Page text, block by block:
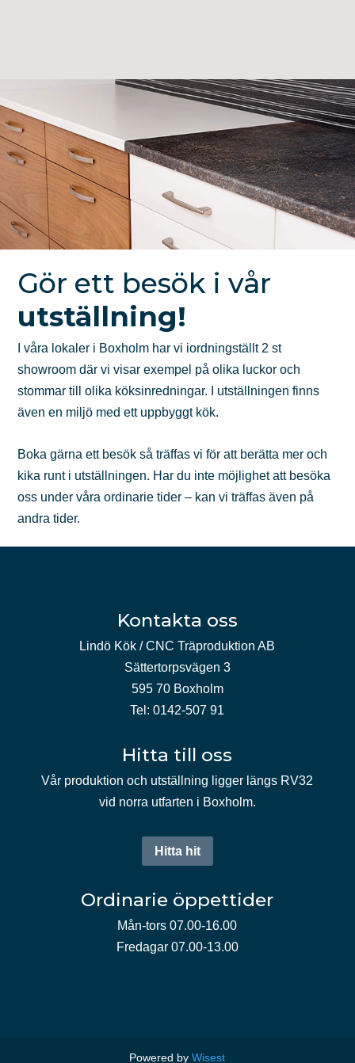
Gör ett besök i vår
utställning!
I våra lokaler i Boxholm har vi iordningställt 2 st
showroom där vi visar exempel på olika luckor och
stommar till olika köksinredningar. I utställningen finns
även en miljö med ett uppbyggt kök.
Boka gärna ett besök så träffas vi för att berätta mer och
kika runt i utställningen. Har du inte möjlighet att besöka
oss under våra ordinarie tider – kan vi träffas även på
andra tider.
Kontakta oss
Lindö Kök / CNC Träproduktion AB
Sättertorpsvägen 3
595 70 Boxholm
Tel: 0142-507 91
Hitta till oss
Vår produktion och utställning ligger längs RV32
vid norra utfarten i Boxholm.
Hitta hit
Ordinarie öppettider
Mån-tors 07.00-16.00
Fredagar 07.00-13.00
Powered byWisest